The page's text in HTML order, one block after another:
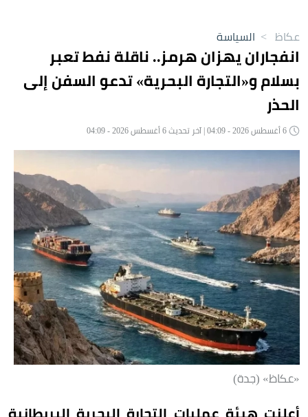
عكاظ > السياسة
انفجاران يهزان هرمز.. ناقلة نفط تعبر
بسلام و«التجارة البحرية» تدعو السفن إلى
الحذر
«عكاظ» (جدة)